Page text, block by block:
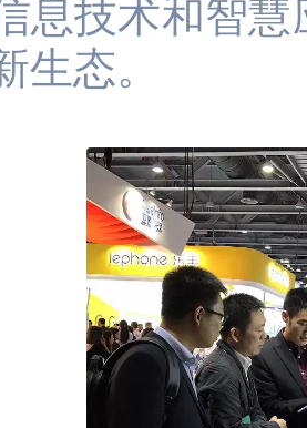
息技术和智
生态。